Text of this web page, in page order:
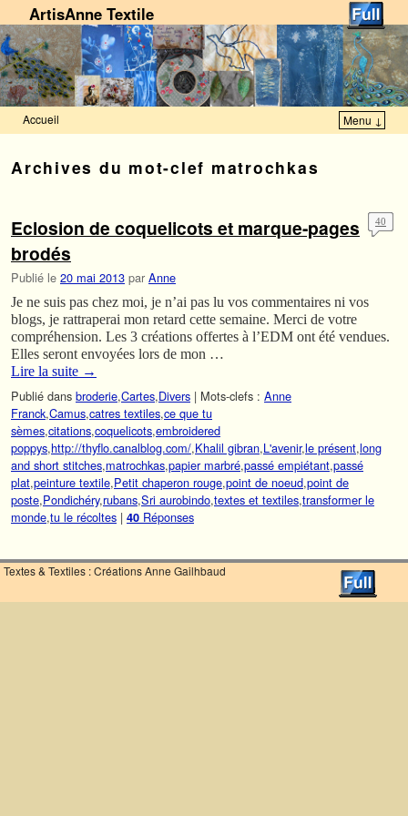
ArtisAnne Textile
Accueil Menu ↓
Archives du mot-clef matrochkas
Eclosion de coquelicots et marque-pages
brodés
Publié le 20 mai 2013 par Anne
40
Je ne suis pas chez moi, je n’ai pas lu vos commentaires ni vos
blogs, je rattraperai mon retard cette semaine. Merci de votre
compréhension. Les 3 créations offertes à l’EDM ont été vendues.
Elles seront envoyées lors de mon …
Lire la suite →
Publié dans broderie,Cartes,Divers | Mots-clefs : Anne
Franck,Camus,catres textiles,ce que tu
sèmes,citations,coquelicots,embroidered
poppys,http://thyflo.canalblog.com/,Khalil gibran,L'avenir,le présent,long
and short stitches,matrochkas,papier marbré,passé empiétant,passé
plat,peinture textile,Petit chaperon rouge,point de noeud,point de
poste,Pondichéry,rubans,Sri aurobindo,textes et textiles,transformer le
monde,tu le récoltes | 40 Réponses
Textes & Textiles : Créations Anne Gailhbaud